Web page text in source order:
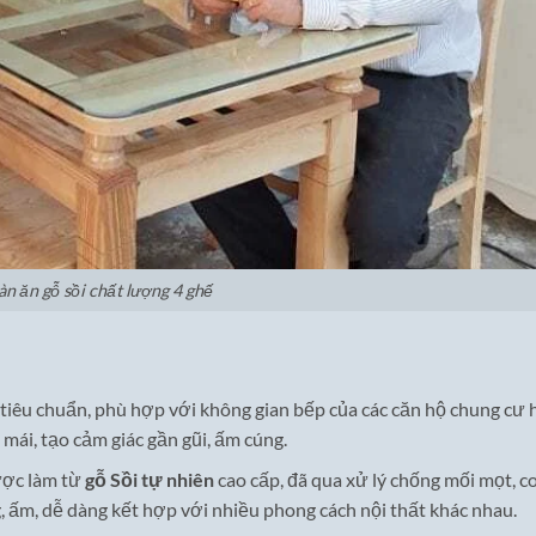
ăn gỗ sồi chất lượng 4 ghế
chuẩn, phù hợp với không gian bếp của các căn hộ chung cư
tạo cảm giác gần gũi, ấm cúng.
làm từgỗ Sồi tự nhiêncao cấp, đã qua xử lý chống mối mọt,
ấm, dễ dàng kết hợp với nhiều phong cách nội thất khác nhau.